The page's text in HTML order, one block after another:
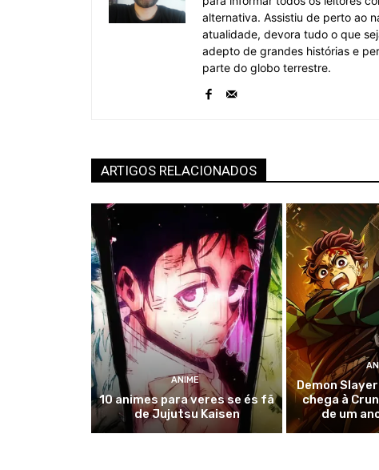
alternativa. Assistiu de perto ao
atualidade, devora tudo o que
adepto de grandes histórias e
parte do globo terrestre.
ARTIGOS RELACIONADOS
ANIME
10 animes para veres se és fã
de Jujutsu Kaisen
Demon
chega à
de um